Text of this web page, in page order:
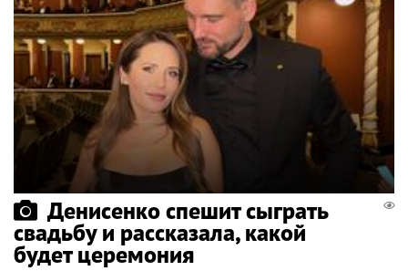
Денисенко спешит сыграть
свадьбу и рассказала, какой
будет церемония